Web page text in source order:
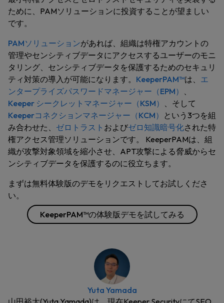
ために、PAMソリューションに投資することが望ましい
です。
PAMソリューションがあれば、組織は特権アカウントの
管理やセンシティブデータにアクセスするユーザーのモニ
タリング、センシティブデータを保護するためのセキュリ
ティ対策の導入が可能になります。 KeeperPAM™は、​​ エ
ンタープライズパスワードマネージャー（EPM） 、
Keeper シークレットマネージャー（KSM） 、そして
Keeperコネクションマネージャー（KCM）
という3つを組
み合わせた、 ゼロトラスト およびゼロ知識暗号化された特
権アクセス管理ソリューションです。 KeeperPAMは、組
織が攻撃対象領域を縮小させ、APT攻撃による脅威からセ
ンシティブデータを保護するのに役立ちます。
まずは無料体験版のデモをリクエストしてお試しくださ
い。
KeeperPAM™の体験版デモを試してみる
Yuta Yamada